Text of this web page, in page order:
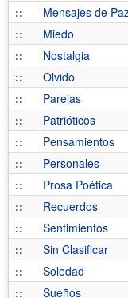
::
Mensajes de
::
Miedo
::
Nostalgia
::
Olvido
::
Parejas
::
Patrióticos
::
Pensamientos
::
Personales
::
Prosa Poética
::
Recuerdos
::
Sentimientos
::
Sin Clasificar
::
Soledad
::
Sueños